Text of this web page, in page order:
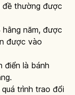
đề thường được
năm, được
được vào
điển là bánh
trình trao đổi